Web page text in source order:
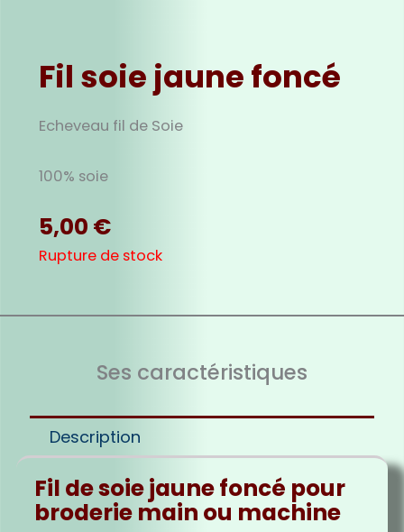
Fil soie jaune foncé
Echeveau fil de Soie
100% soie
5,00 €
Rupture de stock
Ses caractéristiques
Description
Fil de soie jaune foncé pour
broderie main ou machine